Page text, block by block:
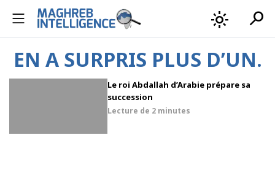
light_mode search
EN A SURPRIS PLUS D’UN.
Le roi Abdallah d’Arabie prépare sa
succession
Lecture de 2 minutes